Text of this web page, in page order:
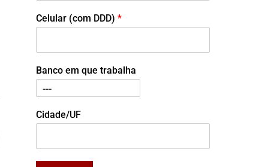
Celular (com DDD) *
Banco em que trabalha
Cidade/UF